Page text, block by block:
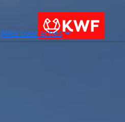
Alles over acties